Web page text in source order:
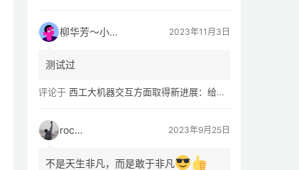
柳华芳～小芳侠 2023年11月3日
测试过
评论于 西工大机器交互方面取得新进展：给无人机“装上大脑、建立群聊”
rocky 2023年9月25日
不是天生非凡，而是敢于非凡